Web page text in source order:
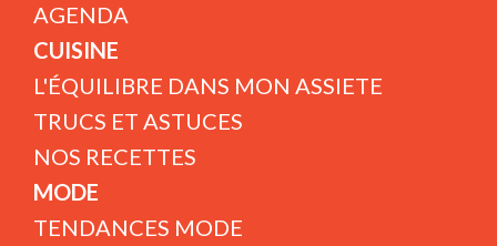
AGENDA
CUISINE
L'ÉQUILIBRE DANS MON ASSIETE
TRUCS ET ASTUCES
NOS RECETTES
MODE
TENDANCES MODE